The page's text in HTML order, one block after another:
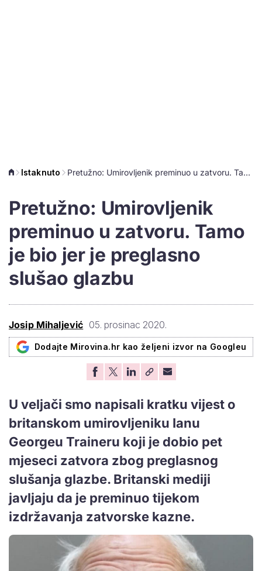
Istaknuto Pretužno: Umirovljenik preminuo u zatvoru. Tamo je bio jer je preglasno slušao glazbu
Pretužno: Umirovljenik
preminuo u zatvoru. Tamo
je bio jer je preglasno
slušao glazbu
Josip Mihaljević 05. prosinac 2020.
Dodajte Mirovina.hr kao željeni izvor na Googleu
U veljači smo napisali kratku vijest o
britanskom umirovljeniku Ianu
Georgeu Traineru koji je dobio pet
mjeseci zatvora zbog preglasnog
slušanja glazbe. Britanski mediji
javljaju da je preminuo tijekom
izdržavanja zatvorske kazne.